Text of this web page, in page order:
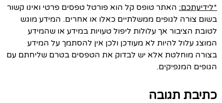
*לידיעתכם: האתר טופס קל הוא פורטל טפסים פרטי ואינו קשור
בשום צורה לגופים ממשלתיים כאלו או אחרים. המידע מוגש
לטובת הציבור אך עלולות ליפול טעויות במידע או שהמידע
המוצג עלול להיות לא מעודכן ולכן אין להסתמך על המידע
בצורה מוחלטת אלא יש לבדוק את הטפסים בטרם שליחתם עם
הגופים המנפיקים.
כתיבת תגובה